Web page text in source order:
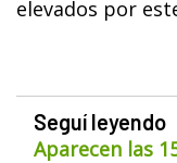
elevados por
Seguí leyendo
Aparecen las